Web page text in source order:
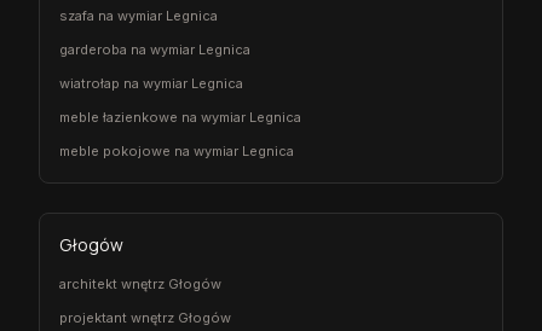
szafa na wymiar Legnica
garderoba na wymiar Legnica
wiatrołap na wymiar Legnica
meble łazienkowe na wymiar Legnica
meble pokojowe na wymiar Legnica
Głogów
architekt wnętrz Głogów
projektant wnętrz Głogów